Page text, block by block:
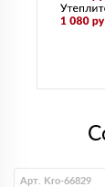
Арт. Kro-66829